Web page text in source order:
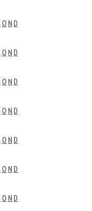
O N D
O N D
O N D
O N D
O N D
O N D
O N D